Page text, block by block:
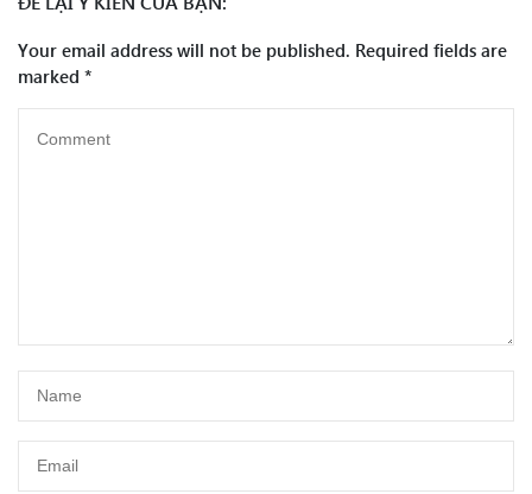
Your email address will not be published. Required fields are
marked *